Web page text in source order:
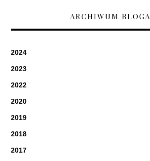
ARCHIWUM BLOGA
2024
2023
2022
2020
2019
2018
2017